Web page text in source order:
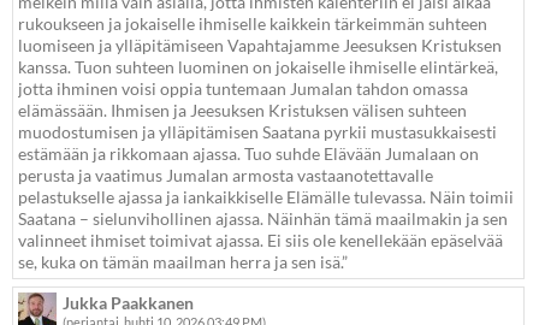
rukoukseen ja jokaiselle ihmiselle kaikkein tärkeimmän suhteen
luomiseen ja ylläpitämiseen Vapahtajamme Jeesuksen Kristuksen
kanssa. Tuon suhteen luominen on jokaiselle ihmiselle elintärkeä,
jotta ihminen voisi oppia tuntemaan Jumalan tahdon omassa
elämässään. Ihmisen ja Jeesuksen Kristuksen välisen suhteen
muodostumisen ja ylläpitämisen Saatana pyrkii mustasukkaisesti
estämään ja rikkomaan ajassa. Tuo suhde Elävään Jumalaan on
perusta ja vaatimus Jumalan armosta vastaanotettavalle
pelastukselle ajassa ja iankaikkiselle Elämälle tulevassa. Näin toimii
Saatana – sielunvihollinen ajassa. Näinhän tämä maailmakin ja sen
valinneet ihmiset toimivat ajassa. Ei siis ole kenellekään epäselvää
se, kuka on tämän maailman herra ja sen isä.”
Jukka Paakkanen